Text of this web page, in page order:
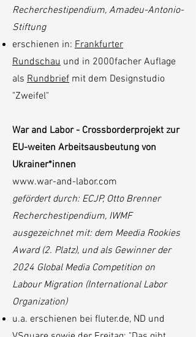
Recherchestipendium, Amadeu-Antonio-
Stiftung
erschienen in: Frankfurter
Rundschau und in 2000facher Auflage
als Rundbrief mit dem Designstudio
"Zweifel"
War and Labor - Crossborderprojekt zur
EU-weiten Arbeitsausbeutung von
Ukrainer*innen
www.war-and-labor.com
gefördert durch: ECJP, Otto Brenner
Recherchestipendium, IWMF
ausgezeichnet mit: dem Meedia Rookies
Award (2. Platz), und als Gewinner der
2024 Global Media Competition on
Labour Migration (International Labor
Organization)
u.a. erschienen bei fluter.de, ND und